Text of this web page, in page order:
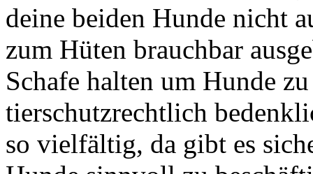
deine beiden Hunde nicht
zum Hüten brauchbar
Schafe halten um Hunde
tierschutzrechtlich
so vielfältig, da gibt es